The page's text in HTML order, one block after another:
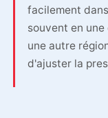
facilement
souvent en
une autre
d'ajuster la